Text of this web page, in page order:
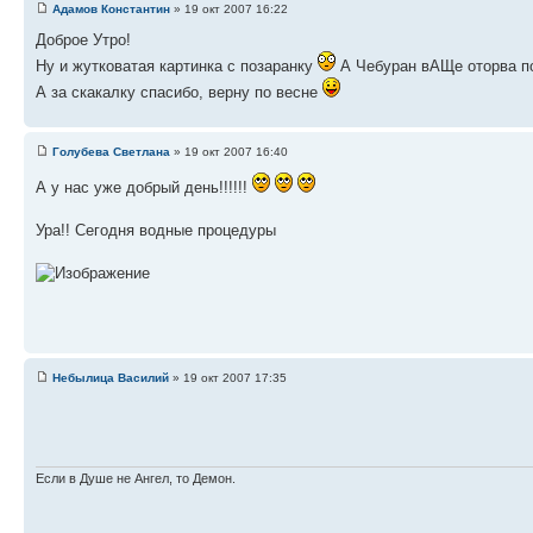
Адамов Константин » 19 окт 2007 16:22
Доброе Утро!
Ну и жутковатая картинка с позаранку
А Чебуран вАЩе оторва
А за скакалку спасибо, верну по весне
Голубева Светлана » 19 окт 2007 16:40
А у нас уже добрый день!!!!!!
Ура!! Сегодня водные процедуры
Небылица Василий » 19 окт 2007 17:35
Если в Душе не Ангел, то Демон.